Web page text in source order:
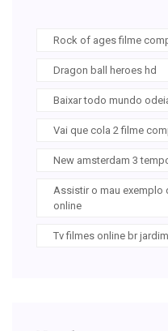
Rock of ages filme
Dragon ball heroes hd
Baixar todo mundo
Vai que cola 2 filme
New amsterdam 3
Assistir o mau
online
Tv filmes online br